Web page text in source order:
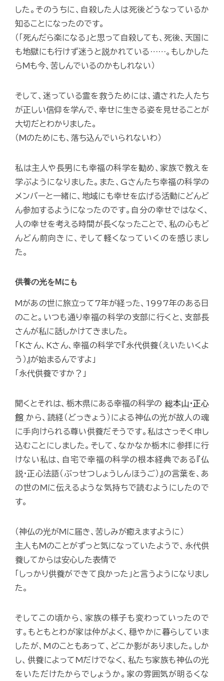
した。そのうちに、自殺した人は死後どうなっているか
知ることになったのです。
（「死んだら楽になる」と思って自殺しても、死後、天国に
も地獄にも行けず迷うと説かれている……。もしかした
らMも今、苦しんでいるのかもしれない）
そして、迷っている霊を救うためには、遺された人たち
が正しい信仰を学んで、幸せに生きる姿を見せることが
大切だとわかりました。
（Mのためにも、落ち込んでいられないわ）
私は主人や長男にも幸福の科学を勧め、家族で教えを
学ぶようになりました。また、Gさんたち幸福の科学の
メンバーと一緒に、地域にも幸せを広げる活動にどんど
ん参加するようになったのです。自分の幸せではなく、
人の幸せを考える時間が長くなったことで、私の心もど
んどん前向きに、そして軽くなっていくのを感じまし
た。
供養の光をMにも
Mがあの世に旅立って7年が経った、1997年のある日
のこと。いつも通り幸福の科学の支部に行くと、支部長
さんが私に話しかけてきました。
「Kさん、Kさん、幸福の科学で『永代供養（えいたいくよ
う）』が始まるんですよ」
「永代供養ですか？」
聞くとそれは、栃木県にある幸福の科学の 総本山・正心
館 から、読経（どっきょう）による神仏の光が故人の魂
に手向けられる尊い供養だそうです。私はさっそく申し
込むことにしました。そして、なかなか栃木に参拝に行
けない私は、自宅で幸福の科学の根本経典である『仏
説・正心法語（ぶっせつしょうしんほうご）』の言葉を、あ
の世のMに伝えるような気持ちで読むようにしたので
す。
（神仏の光がMに届き、苦しみが癒えますように）
主人もMのことがずっと気になっていたようで、永代供
養してからは安心した表情で
「しっかり供養ができて良かった」と言うようになりまし
た。
そしてこの頃から、家族の様子も変わっていったので
す。もともとわが家は仲がよく、穏やかに暮らしていま
したが、Mのこともあって、どこか影がありました。しか
し、供養によってMだけでなく、私たち家族も神仏の光
をいただけたからでしょうか。家の雰囲気が明るくな